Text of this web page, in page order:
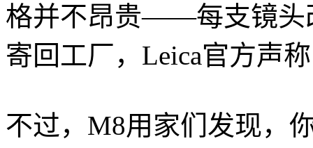
格并不昂贵——每支镜头
寄回工厂，Leica官方声
不过，M8用家们发现，